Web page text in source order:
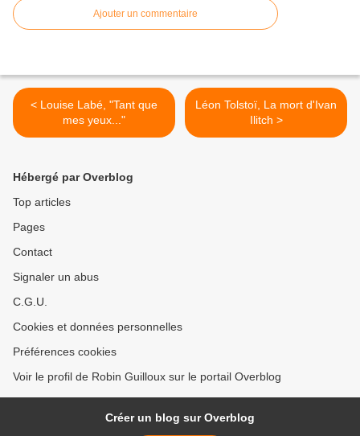
Ajouter un commentaire
< Louise Labé, "Tant que
mes yeux..."
Léon Tolstoï, La mort d'Ivan
Ilitch >
Hébergé par Overblog
Top articles
Pages
Contact
Signaler un abus
C.G.U.
Cookies et données personnelles
Préférences cookies
Voir le profil de Robin Guilloux sur le portail Overblog
Créer un blog sur Overblog